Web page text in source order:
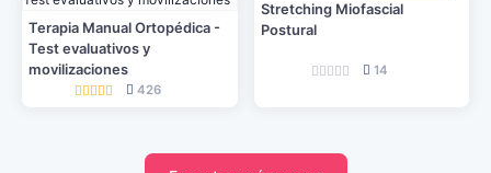
Terapia Manual Ortopédica -
Test evaluativos y
movilizaciones
426
Stretching Miofascial
Postural
14